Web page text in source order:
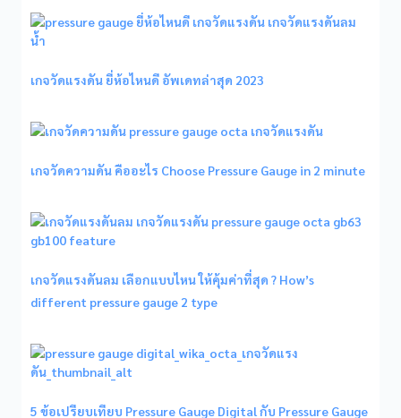
เกจวัดแรงดัน ยี่ห้อไหนดี อัพเดทล่าสุด 2023
เกจวัดความดัน คืออะไร Choose Pressure Gauge in 2 minute
เกจวัดแรงดันลม เลือกแบบไหน ให้คุ้มค่าที่สุด ? How’s
different pressure gauge 2 type
5 ข้อเปรียบเทียบ Pressure Gauge Digital กับ Pressure Gauge